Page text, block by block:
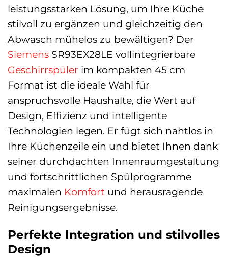
leistungsstarken Lösung, um Ihre Küche
stilvoll zu ergänzen und gleichzeitig den
Abwasch mühelos zu bewältigen? Der
Siemens SR93EX28LE vollintegrierbare
Geschirrspüler im kompakten 45 cm
Format ist die ideale Wahl für
anspruchsvolle Haushalte, die Wert auf
Design, Effizienz und intelligente
Technologien legen. Er fügt sich nahtlos in
Ihre Küchenzeile ein und bietet Ihnen dank
seiner durchdachten Innenraumgestaltung
und fortschrittlichen Spülprogramme
maximalen Komfort und herausragende
Reinigungsergebnisse.
Perfekte Integration und stilvolles
Design